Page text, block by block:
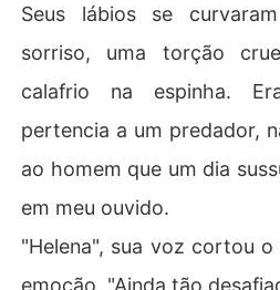
Seus lábios se
sorriso, uma torção
calafrio na espinha.
pertencia a um predador,
ao homem que um dia
em meu ouvido.
"Helena", sua voz cortou o
emoção. "Ainda tão